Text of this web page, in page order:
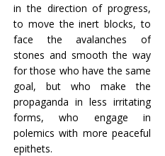
in the direction of progress,
to move the inert blocks, to
face the avalanches of
stones and smooth the way
for those who have the same
goal, but who make the
propaganda in less irritating
forms, who engage in
polemics with more peaceful
epithets.